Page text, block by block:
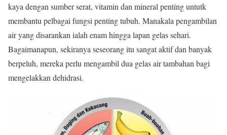
kaya dengan sumber serat, vitamin dan mineral penting untutk
membantu pelbagai fungsi penting tubuh. Manakala pengambilan
air yang disarankan ialah enam hingga lapan gelas sehari.
Bagaimanapun, sekiranya seseorang itu sangat aktif dan banyak
berpeluh, mereka perlu mengambil dua gelas air tambahan bagi
mengelakkan dehidrasi.